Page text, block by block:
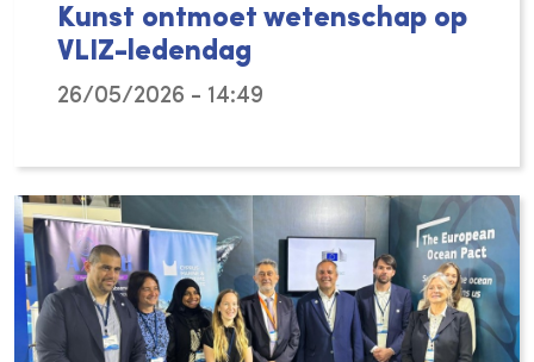
Kunst ontmoet wetenschap op
VLIZ-ledendag
26/05/2026 - 14:49